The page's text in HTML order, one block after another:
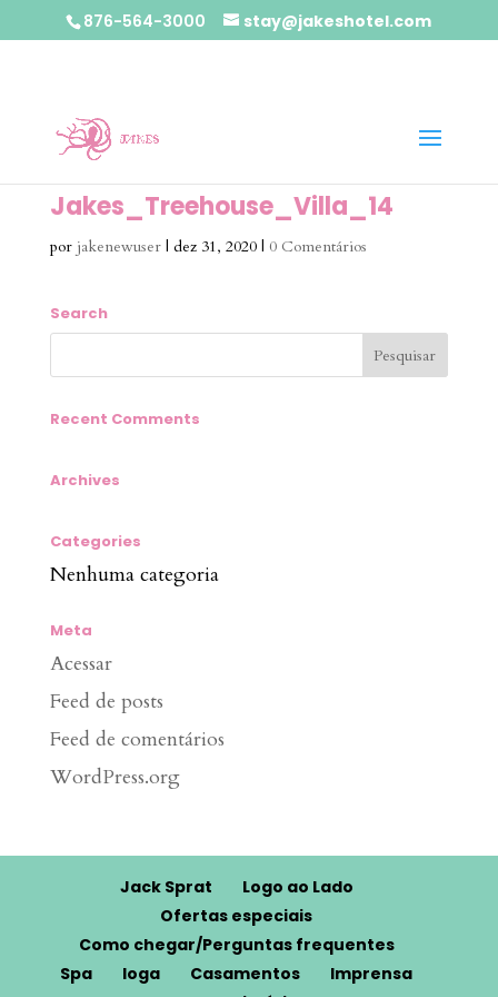
876-564-3000 stay@jakeshotel.com
Jakes_Treehouse_Villa_14
por jakenewuser| dez 31, 2020| 0 Comentários
Search
Recent Comments
Archives
Categories
Nenhuma categoria
Meta
Acessar
Feed de posts
Feed de comentários
WordPress.org
Jack Sprat
Logo ao Lado
Ofertas especiais
Como chegar/Perguntas frequentes
Spa
Ioga Casamentos
Imprensa